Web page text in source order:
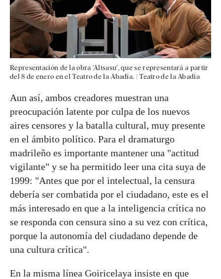
Representación de la obra 'Altsasu', que se representará a partir
del 8 de enero en el Teatro de la Abadía. |Teatro de la Abadía
Aun así, ambos creadores muestran una
preocupación latente por culpa de los nuevos
aires censores y la batalla cultural, muy presente
en el ámbito político. Para el dramaturgo
madrileño es importante mantener una "actitud
vigilante" y se ha permitido leer una cita suya de
1999: "Antes que por el intelectual, la censura
debería ser combatida por el ciudadano, este es el
más interesado en que a la inteligencia crítica no
se responda con censura sino a su vez con crítica,
porque la autonomía del ciudadano depende de
una cultura crítica".
En la misma línea Goiricelaya insiste en que